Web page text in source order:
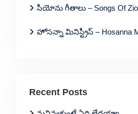
సీయోను గీతాలు – Songs Of
హోసన్నా మినిస్ట్రీస్ – Hosanna
Recent Posts